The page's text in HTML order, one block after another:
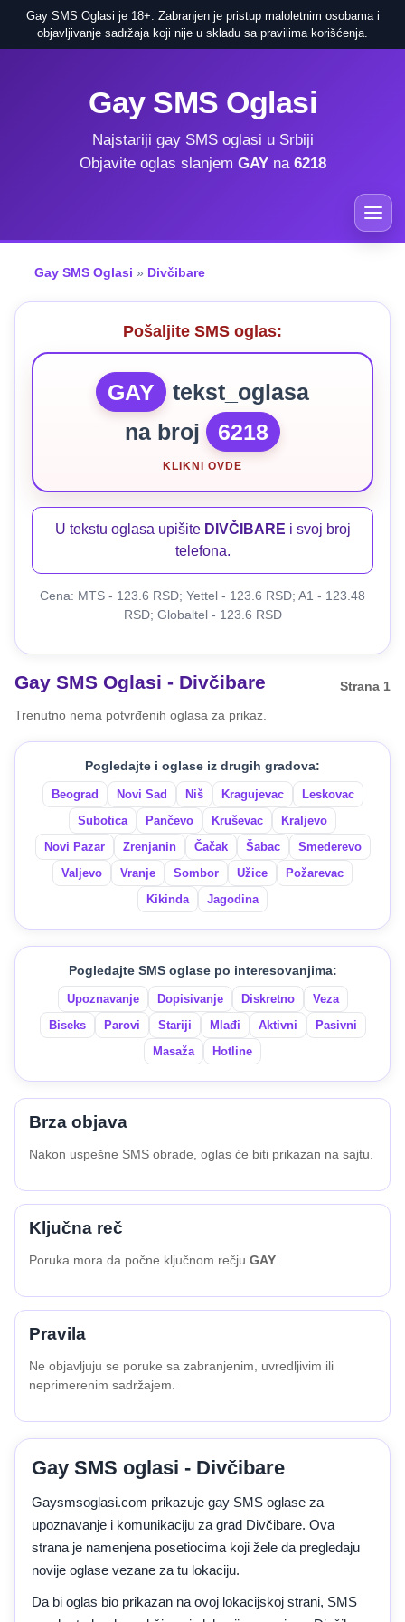
Gay SMS Oglasi je 18+. Zabranjen je pristup maloletnim osobama i
objavljivanje sadržaja koji nije u skladu sa pravilima korišćenja.
Gay SMS Oglasi
Najstariji gay SMS oglasi u Srbiji
Objavite oglas slanjem GAYna 6218
Gay SMS Oglasi » Divčibare
Pošaljite SMS oglas:
GAY
tekst_oglasa
na broj
6218
KLIKNI OVDE
U tekstu oglasa upišite DIVČIBARE i svoj broj
telefona.
Cena: MTS - 123.6 RSD; Yettel - 123.6 RSD; A1 - 123.48
RSD; Globaltel - 123.6 RSD
Gay SMS Oglasi - Divčibare
Strana 1
Trenutno nema potvrđenih oglasa za prikaz.
Pogledajte i oglase iz drugih gradova:
Beograd Novi Sad Niš Kragujevac
Leskovac
Subotica
Pančevo Kruševac
Kraljevo
Novi Pazar
Zrenjanin Čačak Šabac
Smederevo
Valjevo
Vranje Sombor Užice
Požarevac
Kikinda
Jagodina
Pogledajte SMS oglase po interesovanjima:
Upoznavanje Dopisivanje Diskretno
Veza
Biseks
Parovi Stariji Mlađi Aktivni
Pasivni
Masaža
Hotline
Brza objava
Nakon uspešne SMS obrade, oglas će biti prikazan na sajtu.
Ključna reč
Poruka mora da počne ključnom rečju GAY
Pravila
Ne objavljuju se poruke sa zabranjenim, uvredljivim ili
neprimerenim sadržajem.
Gay SMS oglasi - Divčibare
Gaysmsoglasi.com prikazuje gay SMS oglase za
upoznavanje i komunikaciju za grad Divčibare. Ova
strana je namenjena posetiocima koji žele da pregledaju
novije oglase vezane za tu lokaciju.
Da bi oglas bio prikazan na ovoj lokacijskoj strani, SMS